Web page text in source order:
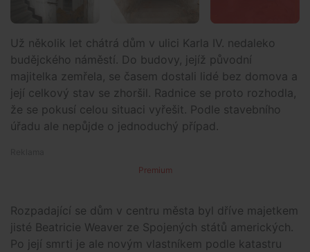
Už několik let chátrá dům v ulici Karla IV. nedaleko
budějckého náměstí. Do budovy, jejíž původní
majitelka zemřela, se časem dostali lidé bez domova a
její celkový stav se zhoršil. Radnice se proto rozhodla,
že se pokusí celou situaci vyřešit. Podle stavebního
úřadu ale nepůjde o jednoduchý případ.
Premium
Rozpadající se dům v centru města byl dříve majetkem
jisté Beatricie Weaver ze Spojených států amerických.
Po její smrti je ale novým vlastníkem podle katastru